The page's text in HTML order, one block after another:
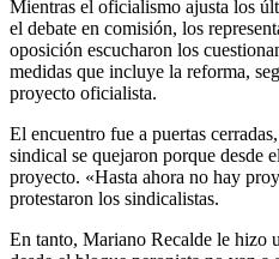
Mientras el oficialismo ajusta los
el debate en comisión, los
oposición escucharon los
medidas que incluye la reforma,
proyecto oficialista.
El encuentro fue a puertas
sindical se quejaron porque desde
proyecto. «Hasta ahora no hay
protestaron los sindicalistas.
En tanto, Mariano Recalde le hizo